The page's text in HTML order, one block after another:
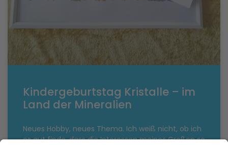
Kindergeburtstag Kristalle – im
Land der Mineralien
Neues Hobby, neues Thema. Ich weiß nicht, ob ich
es gut finde, dass die Interessen meines Großen so